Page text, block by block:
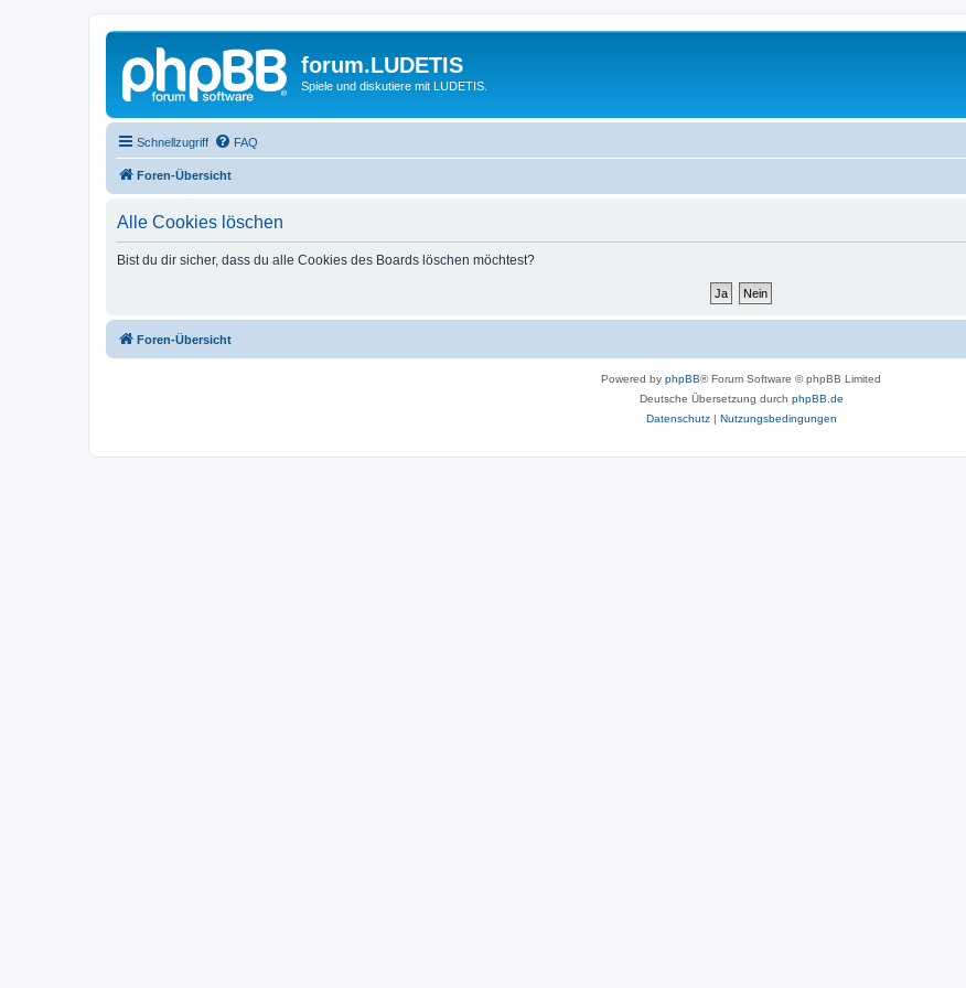
forum.LUDETIS
Spiele und diskutiere mit LUDETIS.
Schnellzugriff FAQ
Foren-Übersicht
Alle Cookies löschen
Bist du dir sicher, dass du alle Cookies des Boards löschen möchtest?
Foren-Übersicht
Powered by phpBB® Forum Software © phpBB Limited
Deutsche Übersetzung durch phpBB.de
Datenschutz| Nutzungsbedingungen